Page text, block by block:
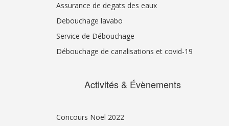
Assurance de degats des eaux
Debouchage lavabo
Service de Débouchage
Débouchage de canalisations et covid-19
Activités & Évènements
Concours Nöel 2022